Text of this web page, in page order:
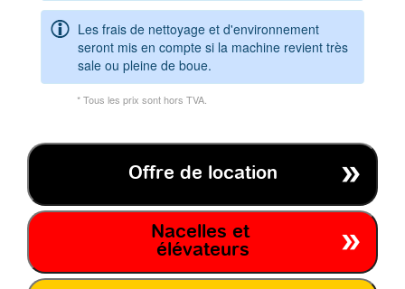
Les frais de nettoyage et d'environnement
seront mis en compte si la machine revient très
sale ou pleine de boue.
* Tous les prix sont hors TVA.
Offre de location
Nacelles et
élévateurs